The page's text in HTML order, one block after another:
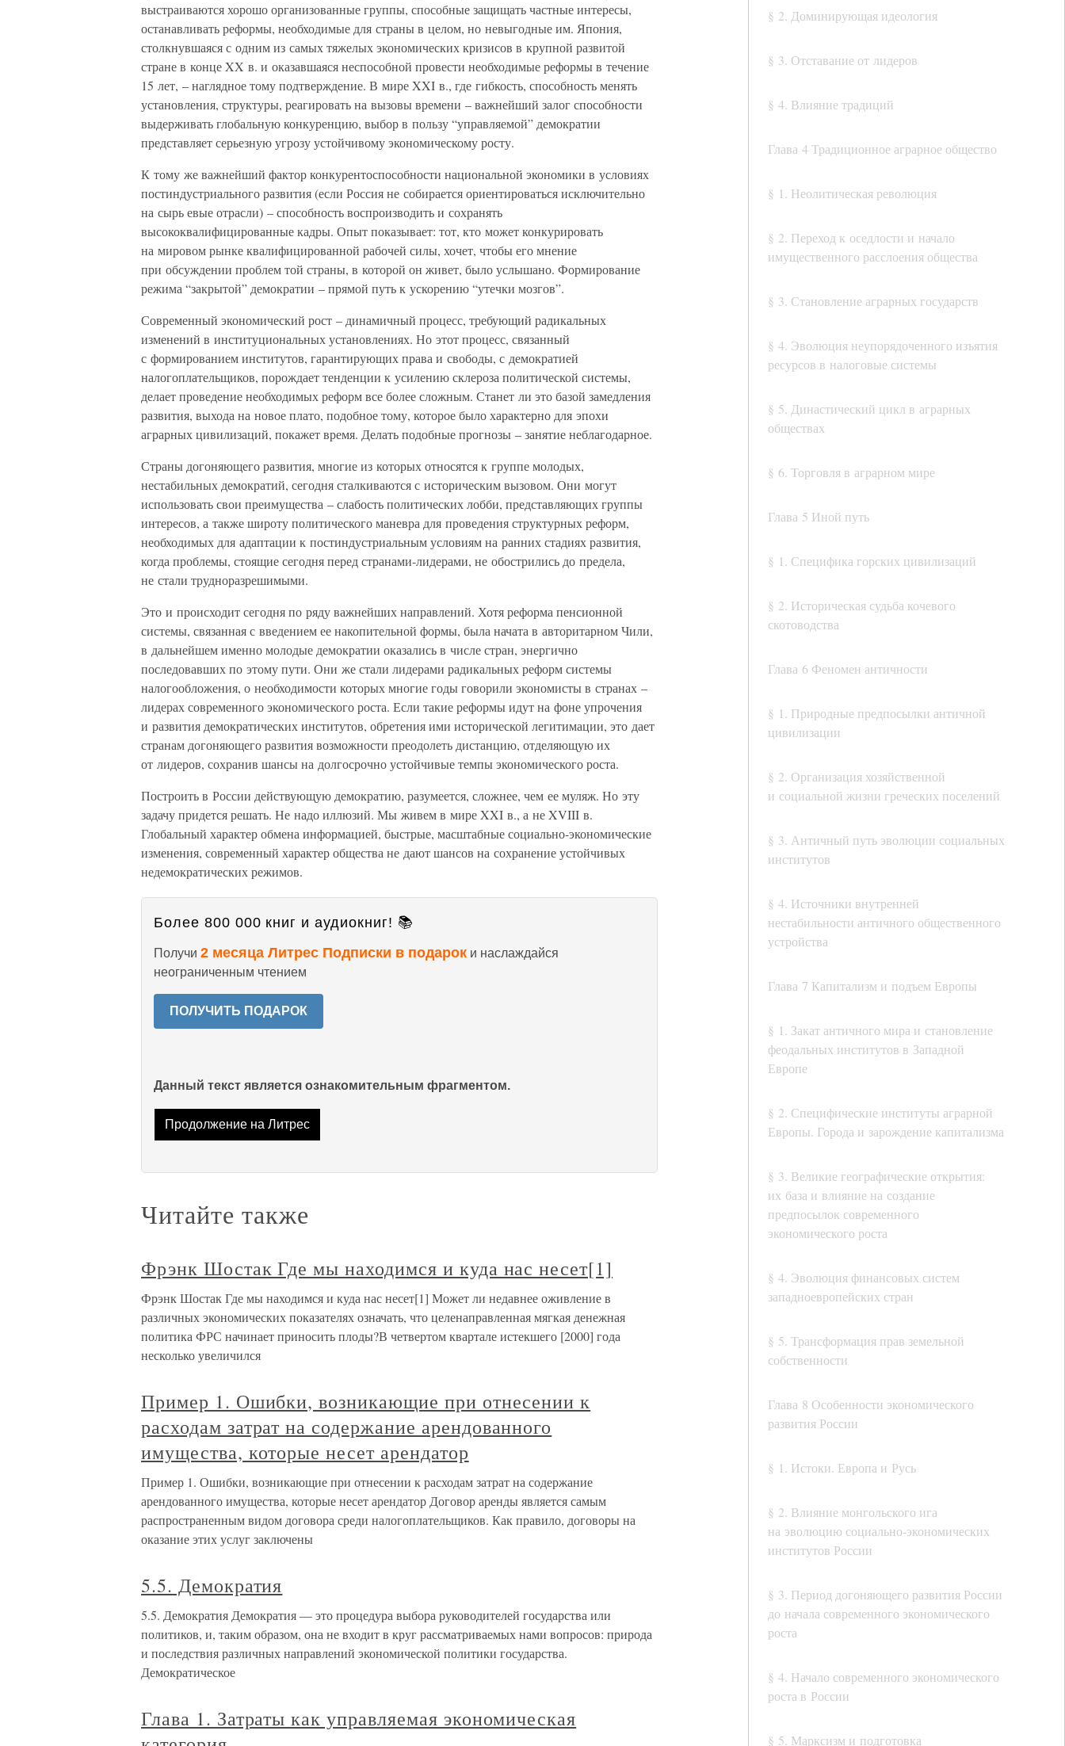
§ 2. Доминирующая идеология
§ 3. Отставание от лидеров
§ 4. Влияние традиций
Глава 4 Традиционное аграрное общество
§ 1. Неолитическая революция
§ 2. Переход к оседлости и начало
имущественного расслоения общества
§ 3. Становление аграрных государств
§ 4. Эволюция неупорядоченного изъятия
ресурсов в налоговые системы
§ 5. Династический цикл в аграрных
обществах
§ 6. Торговля в аграрном мире
Глава 5 Иной путь
§ 1. Специфика горских цивилизаций
§ 2. Историческая судьба кочевого
скотоводства
Глава 6 Феномен античности
§ 1. Природные предпосылки античной
цивилизации
§ 2. Организация хозяйственной
и социальной жизни греческих поселений
§ 3. Античный путь эволюции социальных
институтов
§ 4. Источники внутренней
нестабильности античного общественного
устройства
Глава 7 Капитализм и подъем Европы
§ 1. Закат античного мира и становление
феодальных институтов в Западной
Европе
§ 2. Специфические институты аграрной
Европы. Города и зарождение капитализма
§ 3. Великие географические открытия:
их база и влияние на создание
предпосылок современного
экономического роста
§ 4. Эволюция финансовых систем
западноевропейских стран
§ 5. Трансформация прав земельной
собственности
Глава 8 Особенности экономического
развития России
§ 1. Истоки. Европа и Русь
§ 2. Влияние монгольского ига
на эволюцию социально-экономических
институтов России
§ 3. Период догоняющего развития России
до начала современного экономического
роста
§ 4. Начало современного экономического
роста в России
§ 5. Марксизм и подготовка
выстраиваются хорошо организованные группы, способные защищать частные интересы,
останавливать реформы, необходимые для страны в целом, но невыгодные им. Япония,
столкнувшаяся с одним из самых тяжелых экономических кризисов в крупной развитой
стране в конце XX в. и оказавшаяся неспособной провести необходимые реформы в течение
15 лет, – наглядное тому подтверждение. В мире XXI в., где гибкость, способность менять
установления, структуры, реагировать на вызовы времени – важнейший залог способности
выдерживать глобальную конкуренцию, выбор в пользу “управляемой” демократии
представляет серьезную угрозу устойчивому экономическому росту.
К тому же важнейший фактор конкурентоспособности национальной экономики в условиях
постиндустриального развития (если Россия не собирается ориентироваться исключительно
на сырь евые отрасли) – способность воспроизводить и сохранять
высококвалифицированные кадры. Опыт показывает: тот, кто может конкурировать
на мировом рынке квалифицированной рабочей силы, хочет, чтобы его мнение
при обсуждении проблем той страны, в которой он живет, было услышано. Формирование
режима “закрытой” демократии – прямой путь к ускорению “утечки мозгов”.
Современный экономический рост – динамичный процесс, требующий радикальных
изменений в институциональных установлениях. Но этот процесс, связанный
с формированием институтов, гарантирующих права и свободы, с демократией
налогоплательщиков, порождает тенденции к усилению склероза политической системы,
делает проведение необходимых реформ все более сложным. Станет ли это базой замедления
развития, выхода на новое плато, подобное тому, которое было характерно для эпохи
аграрных цивилизаций, покажет время. Делать подобные прогнозы – занятие неблагодарное.
Страны догоняющего развития, многие из которых относятся к группе молодых,
нестабильных демократий, сегодня сталкиваются с историческим вызовом. Они могут
использовать свои преимущества – слабость политических лобби, представляющих группы
интересов, а также широту политического маневра для проведения структурных реформ,
необходимых для адаптации к постиндустриальным условиям на ранних стадиях развития,
когда проблемы, стоящие сегодня перед странами-лидерами, не обострились до предела,
не стали трудноразрешимыми.
Это и происходит сегодня по ряду важнейших направлений. Хотя реформа пенсионной
системы, связанная с введением ее накопительной формы, была начата в авторитарном Чили,
в дальнейшем именно молодые демократии оказались в числе стран, энергично
последовавших по этому пути. Они же стали лидерами радикальных реформ системы
налогообложения, о необходимости которых многие годы говорили экономисты в странах –
лидерах современного экономического роста. Если такие реформы идут на фоне упрочения
и развития демократических институтов, обретения ими исторической легитимации, это дает
странам догоняющего развития возможности преодолеть дистанцию, отделяющую их
от лидеров, сохранив шансы на долгосрочно устойчивые темпы экономического роста.
Построить в России действующую демократию, разумеется, сложнее, чем ее муляж. Но эту
задачу придется решать. Не надо иллюзий. Мы живем в мире XXI в., а не XVIII в.
Глобальный характер обмена информацией, быстрые, масштабные социально-экономические
изменения, современный характер общества не дают шансов на сохранение устойчивых
недемократических режимов.
Более 800 000 книг и аудиокниг! 📚
Получи 2 месяца Литрес Подписки в подарок и наслаждайся
неограниченным чтением
ПОЛУЧИТЬ ПОДАРОК
Данный текст является ознакомительным фрагментом.
Продолжение на Литрес
Читайте также
Фрэнк Шостак Где мы находимся и куда нас несет[1]
Фрэнк Шостак Где мы находимся и куда нас несет[1] Может ли недавнее оживление в
различных экономических показателях означать, что целенаправленная мягкая денежная
политика ФРС начинает приносить плоды?В четвертом квартале истекшего [2000] года
несколько увеличился
Пример 1. Ошибки, возникающие при отнесении к
расходам затрат на содержание арендованного
имущества, которые несет арендатор
Пример 1. Ошибки, возникающие при отнесении к расходам затрат на содержание
арендованного имущества, которые несет арендатор Договор аренды является самым
распространенным видом договора среди налогоплательщиков. Как правило, договоры на
оказание этих услуг заключены
5.5. Демократия
5.5. Демократия Демократия — это процедура выбора руководителей государства или
политиков, и, таким образом, она не входит в круг рассматриваемых нами вопросов: природа
и последствия различных направлений экономической политики государства.
Демократическое
Глава 1. Затраты как управляемая экономическая